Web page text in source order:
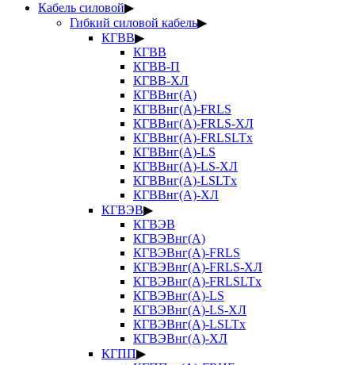
Кабель силовой▶
Гибкий силовой кабель▶
КГВВ▶
КГВВ
КГВВ-П
КГВВ-ХЛ
КГВВнг(А)
КГВВнг(А)-FRLS
КГВВнг(А)-FRLS-ХЛ
КГВВнг(А)-FRLSLTx
КГВВнг(А)-LS
КГВВнг(А)-LS-ХЛ
КГВВнг(А)-LSLTx
КГВВнг(А)-ХЛ
КГВЭВ▶
КГВЭВ
КГВЭВнг(А)
КГВЭВнг(А)-FRLS
КГВЭВнг(А)-FRLS-ХЛ
КГВЭВнг(А)-FRLSLTx
КГВЭВнг(А)-LS
КГВЭВнг(А)-LS-ХЛ
КГВЭВнг(А)-LSLTx
КГВЭВнг(А)-ХЛ
КГПП▶